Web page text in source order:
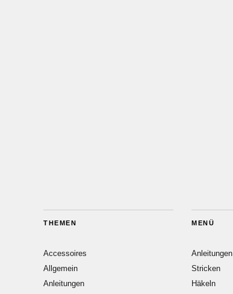
THEMEN
Accessoires
Allgemein
Anleitungen
MENÜ
Anleitungen
Stricken
Häkeln